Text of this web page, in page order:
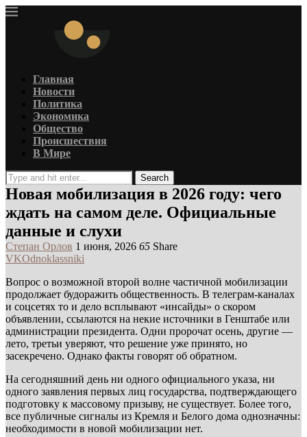
Главная
Новости
Политика
Экономика
Общество
Происшествия
В Мире
Search
Новая мобилизация в 2026 году: чего
ждать на самом деле. Официальные
данные и слухи
Степан Орлов 1 июня, 2026 65 Share
VKOdnoklassniki
Вопрос о возможной второй волне частичной мобилизации
продолжает будоражить общественность. В телеграм-каналах
и соцсетях то и дело всплывают «инсайды» о скором
объявлении, ссылаются на некие источники в Генштабе или
администрации президента. Одни пророчат осень, другие —
лето, третьи уверяют, что решение уже принято, но
засекречено. Однако факты говорят об обратном.
На сегодняшний день ни одного официального указа, ни
одного заявления первых лиц государства, подтверждающего
подготовку к массовому призыву, не существует. Более того,
все публичные сигналы из Кремля и Белого дома однозначны:
необходимости в новой мобилизации нет.